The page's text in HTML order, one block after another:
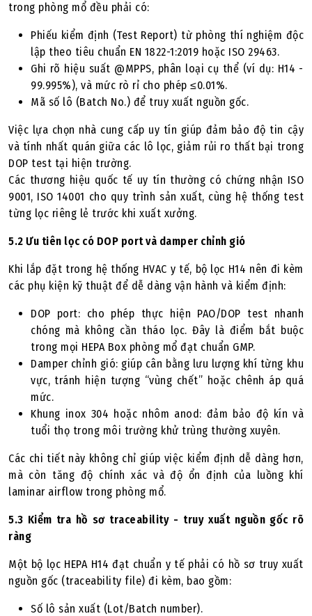
trong phòng mổ đều phải có:
Phiếu kiểm định (Test Report) từ phòng thí nghiệm độc
lập theo tiêu chuẩn EN 1822-1:2019 hoặc ISO 29463.
Ghi rõ hiệu suất @MPPS, phân loại cụ thể (ví dụ: H14 -
99.995%), và mức rò rỉ cho phép ≤0.01%.
Mã số lô (Batch No.) để truy xuất nguồn gốc.
Việc lựa chọn nhà cung cấp uy tín giúp đảm bảo độ tin cậy
và tính nhất quán giữa các lô lọc, giảm rủi ro thất bại trong
DOP test tại hiện trường.
Các thương hiệu quốc tế uy tín thường có chứng nhận ISO
9001, ISO 14001 cho quy trình sản xuất, cùng hệ thống test
từng lọc riêng lẻ trước khi xuất xưởng.
5.2 Ưu tiên lọc có DOP port và damper chỉnh gió
Khi lắp đặt trong hệ thống HVAC y tế, bộ lọc H14 nên đi kèm
các phụ kiện kỹ thuật để dễ dàng vận hành và kiểm định:
DOP port: cho phép thực hiện PAO/DOP test nhanh
chóng mà không cần tháo lọc. Đây là điểm bắt buộc
trong mọi HEPA Box phòng mổ đạt chuẩn GMP.
Damper chỉnh gió: giúp cân bằng lưu lượng khí từng khu
vực, tránh hiện tượng “vùng chết” hoặc chênh áp quá
mức.
Khung inox 304 hoặc nhôm anod: đảm bảo độ kín và
tuổi thọ trong môi trường khử trùng thường xuyên.
Các chi tiết này không chỉ giúp việc kiểm định dễ dàng hơn,
mà còn tăng độ chính xác và độ ổn định của luồng khí
laminar airflow trong phòng mổ.
5.3 Kiểm tra hồ sơ traceability - truy xuất nguồn gốc rõ
ràng
Một bộ lọc HEPA H14 đạt chuẩn y tế phải có hồ sơ truy xuất
nguồn gốc (traceability file) đi kèm, bao gồm:
Số lô sản xuất (Lot/Batch number).